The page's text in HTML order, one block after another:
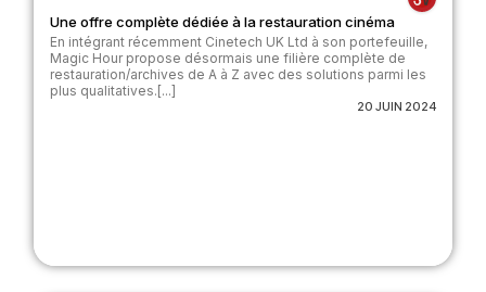
Une offre complète dédiée à la restauration cinéma
En intégrant récemment Cinetech UK Ltd à son portefeuille,
Magic Hour propose désormais une filière complète de
restauration/archives de A à Z avec des solutions parmi les
plus qualitatives.[...]
20 JUIN 2024